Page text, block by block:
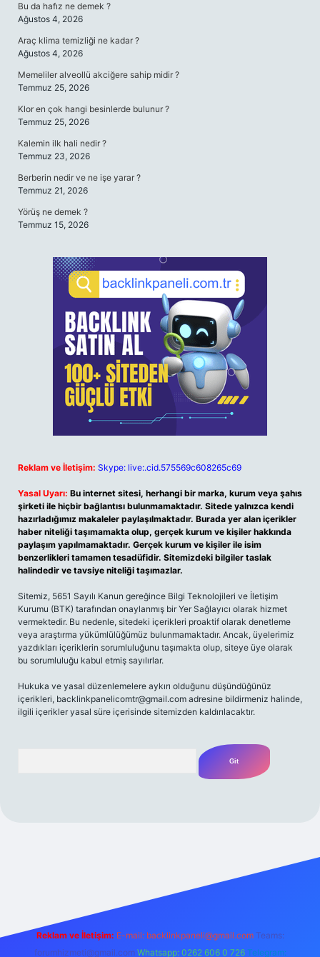
Bu da hafız ne demek ?
Ağustos 4, 2026
Araç klima temizliği ne kadar ?
Ağustos 4, 2026
Memeliler alveollü akciğere sahip midir ?
Temmuz 25, 2026
Klor en çok hangi besinlerde bulunur ?
Temmuz 25, 2026
Kalemin ilk hali nedir ?
Temmuz 23, 2026
Berberin nedir ve ne işe yarar ?
Temmuz 21, 2026
Yörüş ne demek ?
Temmuz 15, 2026
Reklam ve İletişim: Skype: live:.cid.575569c608265c69
Yasal Uyarı: Bu internet sitesi, herhangi bir marka, kurum veya şahıs
şirketi ile hiçbir bağlantısı bulunmamaktadır. Sitede yalnızca kendi
hazırladığımız makaleler paylaşılmaktadır. Burada yer alan içerikler
haber niteliği taşımamakta olup, gerçek kurum ve kişiler hakkında
paylaşım yapılmamaktadır. Gerçek kurum ve kişiler ile isim
benzerlikleri tamamen tesadüfidir. Sitemizdeki bilgiler taslak
halindedir ve tavsiye niteliği taşımazlar.
Sitemiz, 5651 Sayılı Kanun gereğince Bilgi Teknolojileri ve İletişim
Kurumu (BTK) tarafından onaylanmış bir Yer Sağlayıcı olarak hizmet
vermektedir. Bu nedenle, sitedeki içerikleri proaktif olarak denetleme
veya araştırma yükümlülüğümüz bulunmamaktadır. Ancak, üyelerimiz
yazdıkları içeriklerin sorumluluğunu taşımakta olup, siteye üye olarak
bu sorumluluğu kabul etmiş sayılırlar.
Hukuka ve yasal düzenlemelere aykırı olduğunu düşündüğünüz
içerikleri, backlinkpanelicomtr@gmail.com adresine bildirmeniz halinde,
ilgili içerikler yasal süre içerisinde sitemizden kaldırılacaktır.
Reklam ve İletişim: E-mail: backlinkpaneli@gmail.com Teams:
forumhizmeti@gmail.com Whatsapp: 0262 606 0 726 Telegram: